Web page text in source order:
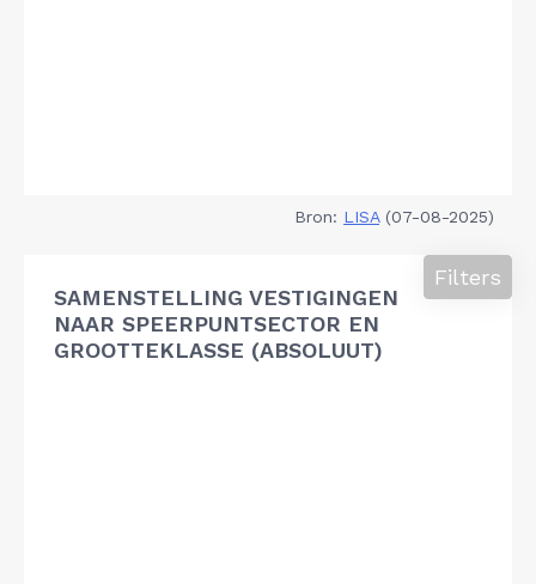
Bron: LISA(07-08-2025)
SAMENSTELLING VESTIGINGEN
NAAR SPEERPUNTSECTOR EN
GROOTTEKLASSE (ABSOLUUT)
Filters